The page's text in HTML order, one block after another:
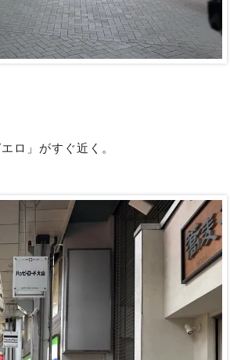
ロ」がすぐ近く。